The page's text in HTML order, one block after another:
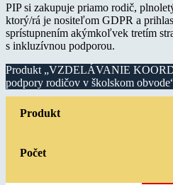
PIP si zakupuje priamo rodič,
ktorý/rá je nositeľom GDPR a
sprístupnením akýmkoľvek tretím
s inkluzívnou podporou.
Produkt „VZDELÁVANIE
podpory rodičov v školskom
položku
Produkt
Počet